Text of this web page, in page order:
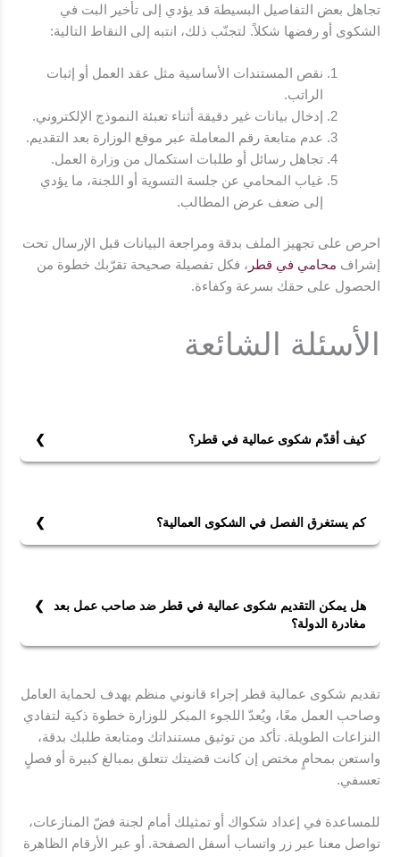
تجاهل بعض التفاصيل البسيطة قد يؤدي إلى تأخير البت في
الشكوى أو رفضها شكلاً. لتجنّب ذلك، انتبه إلى النقاط التالية:
نقص المستندات الأساسية مثل عقد العمل أو إثبات
الراتب.
إدخال بيانات غير دقيقة أثناء تعبئة النموذج الإلكتروني.
عدم متابعة رقم المعاملة عبر موقع الوزارة بعد التقديم.
تجاهل رسائل أو طلبات استكمال من وزارة العمل.
غياب المحامي عن جلسة التسوية أو اللجنة، ما يؤدي
إلى ضعف عرض المطالب.
احرص على تجهيز الملف بدقة ومراجعة البيانات قبل الإرسال تحت
إشراف محامي في قطر ، فكل تفصيلة صحيحة تقرّبك خطوة من
الحصول على حقك بسرعة وكفاءة.
الأسئلة الشائعة
كيف أقدّم شكوى عمالية في قطر؟
كم يستغرق الفصل في الشكوى العمالية؟
هل يمكن التقديم شكوى عمالية في قطر ضد صاحب عمل بعد
مغادرة الدولة؟
يتابع القضية داخل قطر.
تقديم شكوى عمالية قطر إجراء قانوني منظم يهدف لحماية العامل
وصاحب العمل معًا، ويُعدّ اللجوء المبكر للوزارة خطوة ذكية لتفادي
النزاعات الطويلة. تأكد من توثيق مستنداتك ومتابعة طلبك بدقة،
واستعن بمحامٍ مختص إن كانت قضيتك تتعلق بمبالغ كبيرة أو فصلٍ
تعسفي.
للمساعدة في إعداد شكواك أو تمثيلك أمام لجنة فضّ المنازعات،
تواصل معنا عبر زر واتساب أسفل الصفحة. أو عبر الأرقام الظاهرة